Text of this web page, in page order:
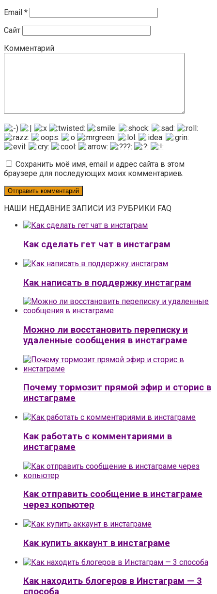
Email *
Сайт
Комментарий
Сохранить моё имя, email и адрес сайта в этом
браузере для последующих моих комментариев.
НАШИ НЕДАВНИЕ ЗАПИСИ ИЗ РУБРИКИ FAQ
Как сделать гет чат в инстаграм
Как написать в поддержку инстаграм
Можно ли восстановить переписку и
удаленные сообщения в инстаграме
Почему тормозит прямой эфир и сторис в
инстаграме
Как работать с комментариями в
инстаграме
Как отправить сообщение в инстаграме
через копьютер
Как купить аккаунт в инстаграме
Как находить блогеров в Инстаграм — 3
способа